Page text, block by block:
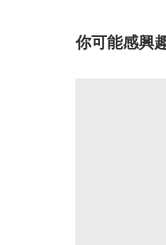
你可能感興